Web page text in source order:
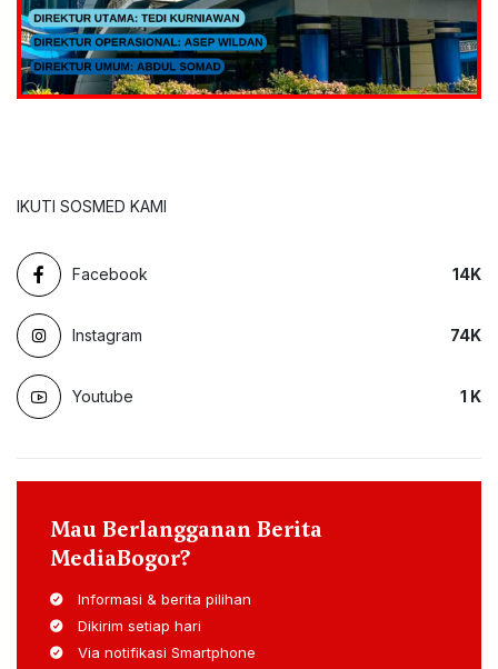
IKUTI SOSMED KAMI
Facebook 14K
Instagram 74K
Youtube 1 K
Mau Berlangganan Berita
MediaBogor?
Informasi & berita pilihan
Dikirim setiap hari
Via notifikasi Smartphone